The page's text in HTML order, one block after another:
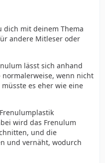
dich mit deinem Thema
andere Mitleser oder
lässt sich anhand
normalerweise, wenn nicht
es eher wie eine
wird das Frenulum
und die
und vernäht, wodurch